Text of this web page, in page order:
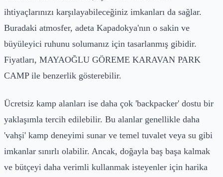
ihtiyaçlarınızı karşılayabileceğiniz imkanları da sağlar.
Buradaki atmosfer, adeta Kapadokya'nın o sakin ve
büyüleyici ruhunu solumanız için tasarlanmış gibidir.
Fiyatları, MAYAOĞLU GÖREME KARAVAN PARK
CAMP ile benzerlik gösterebilir.
Ücretsiz kamp alanları ise daha çok 'backpacker' dostu bir
yaklaşımla tercih edilebilir. Bu alanlar genellikle daha
'vahşi' kamp deneyimi sunar ve temel tuvalet veya su gibi
imkanlar sınırlı olabilir. Ancak, doğayla baş başa kalmak
ve bütçeyi daha verimli kullanmak isteyenler için harika